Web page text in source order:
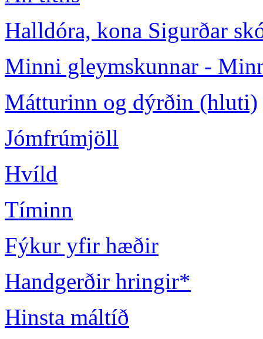
Halldóra, kona Sigurðar
Minni gleymskunnar -
Mátturinn og dýrðin (hluti)
Jómfrúmjöll
Hvíld
Tíminn
Fýkur yfir hæðir
Handgerðir hringir*
Hinsta máltíð